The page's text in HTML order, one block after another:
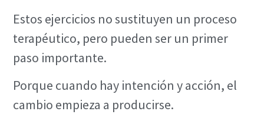
Estos ejercicios no sustituyen un proceso
terapéutico, pero pueden ser un primer
paso importante.
Porque cuando hay intención y acción, el
cambio empieza a producirse.